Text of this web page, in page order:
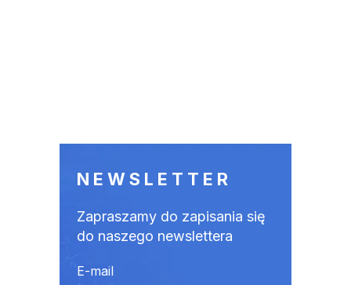
NEWSLETTER
Zapraszamy do zapisania się
do naszego newslettera
E-mail